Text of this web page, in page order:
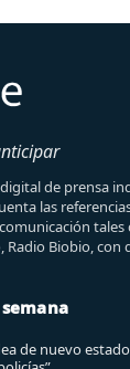
digital de prensa
las
tales
Radio Biobio,
de nuevo